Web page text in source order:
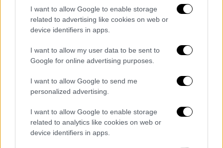
I want to allow Google to enable storage
related to advertising like cookies on web or
device identifiers in apps.
I want to allow my user data to be sent to
Google for online advertising purposes.
I want to allow Google to send me
personalized advertising.
I want to allow Google to enable storage
related to analytics like cookies on web or
device identifiers in apps.
Διαβάστε ακόμη